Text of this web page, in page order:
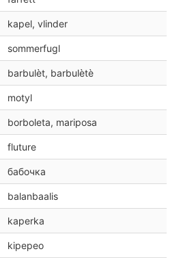
kapel, vlinder
sommerfugl
barbulèt, barbulètè
motyl
borboleta, mariposa
fluture
бабочка
balanbaalis
kaperka
kipepeo